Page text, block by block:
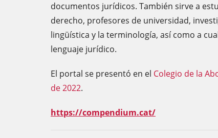
documentos jurídicos. También sirve a
derecho, profesores de universidad,
lingüística y la terminología, así como a
lenguaje jurídico.
El portal se presentó en el Colegio de la
de 2022.
https://compendium.cat/